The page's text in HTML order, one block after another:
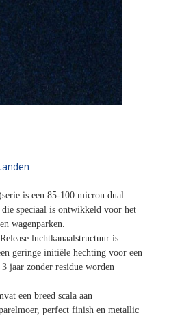
is een 85-100 micron dual
speciaal is ontwikkeld voor het
wagenparken.
luchtkanaalstructuur is
geringe initiële hechting voor een
jaar zonder residue worden
een breed scala aan
perfect finish en metallic